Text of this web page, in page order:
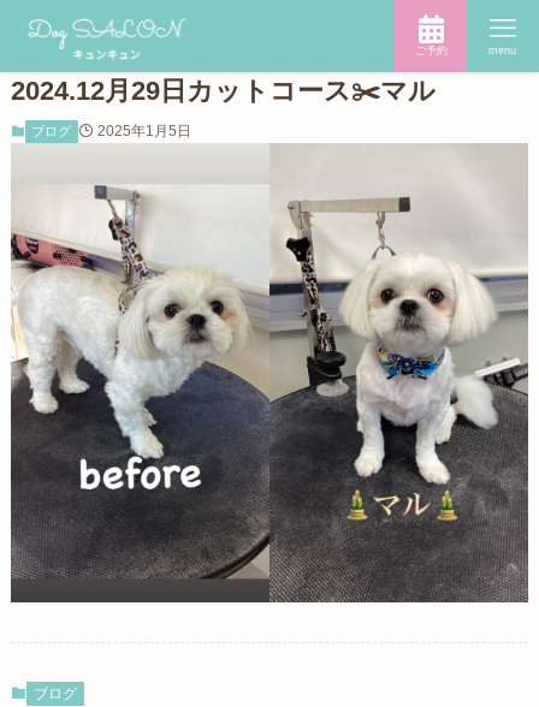
ご予約 menu
2024.12月29日カットコース✂️マル
ブログ 2025年1月5日
ブログ